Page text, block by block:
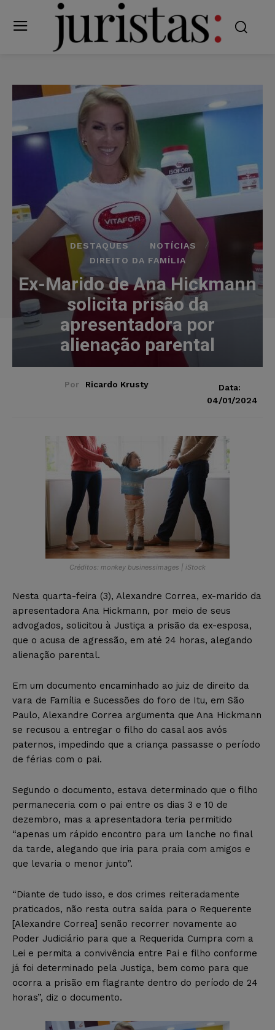
DESTAQUES
NOTÍCIAS
DIREITO DA FAMÍLIA
Ex-Marido de Ana Hickmann
solicita prisão da
apresentadora por
alienação parental
Por Ricardo Krusty
Data:
04/01/2024
Créditos: monkey businessimages | iStock
Nesta quarta-feira (3), Alexandre Correa, ex-marido da
apresentadora Ana Hickmann, por meio de seus
advogados, solicitou à Justiça a prisão da ex-esposa,
que o acusa de agressão, em até 24 horas, alegando
alienação parental.
Em um documento encaminhado ao juiz de direito da
vara de Família e Sucessões do foro de Itu, em São
Paulo, Alexandre Correa argumenta que Ana Hickmann
se recusou a entregar o filho do casal aos avós
paternos, impedindo que a criança passasse o período
de férias com o pai.
Segundo o documento, estava determinado que o filho
permaneceria com o pai entre os dias 3 e 10 de
dezembro, mas a apresentadora teria permitido
“apenas um rápido encontro para um lanche no final
da tarde, alegando que iria para praia com amigos e
que levaria o menor junto”.
“Diante de tudo isso, e dos crimes reiteradamente
praticados, não resta outra saída para o Requerente
[Alexandre Correa] senão recorrer novamente ao
Poder Judiciário para que a Requerida Cumpra com a
Lei e permita a convivência entre Pai e filho conforme
já foi determinado pela Justiça, bem como para que
ocorra a prisão em flagrante dentro do período de 24
horas”, diz o documento.